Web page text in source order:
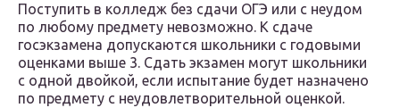
Поступить в колледж без сдачи ОГЭ или с неудом
по любому предмету невозможно. К сдаче
госэкзамена допускаются школьники с годовыми
оценками выше 3. Сдать экзамен могут школьники
с одной двойкой, если испытание будет назначено
по предмету с неудовлетворительной оценкой.